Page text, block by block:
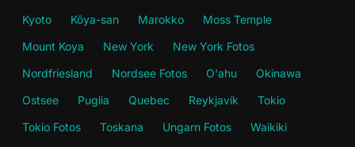
Kyoto
Kōya-san Marokko
Moss Temple
Mount Koya
New York
New York Fotos
Nordfriesland
Nordsee Fotos O'ahu
Okinawa
Ostsee
Puglia Quebec Reykjavík
Tokio
Tokio Fotos
Toskana Ungarn Fotos
Waikiki